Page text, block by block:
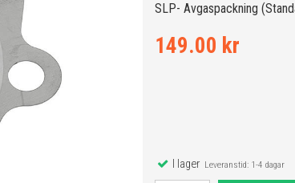
SLP- Avgaspackning
149.00 kr
I lagerLeveranstid: 1-4 dagar